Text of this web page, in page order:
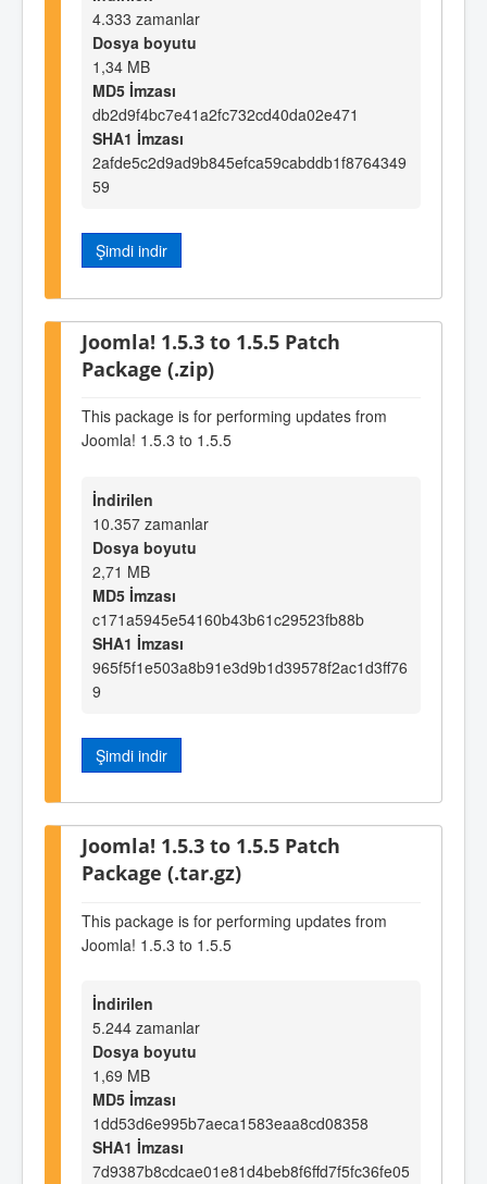
4.333 zamanlar
Dosya boyutu
1,34 MB
MD5 İmzası
db2d9f4bc7e41a2fc732cd40da02e471
SHA1 İmzası
2afde5c2d9ad9b845efca59cabddb1f8764349
59
Şimdi indir
Joomla! 1.5.3 to 1.5.5 Patch
Package (.zip)
This package is for performing updates from
Joomla! 1.5.3 to 1.5.5
İndirilen
10.357 zamanlar
Dosya boyutu
2,71 MB
MD5 İmzası
c171a5945e54160b43b61c29523fb88b
SHA1 İmzası
965f5f1e503a8b91e3d9b1d39578f2ac1d3ff76
9
Şimdi indir
Joomla! 1.5.3 to 1.5.5 Patch
Package (.tar.gz)
This package is for performing updates from
Joomla! 1.5.3 to 1.5.5
İndirilen
5.244 zamanlar
Dosya boyutu
1,69 MB
MD5 İmzası
1dd53d6e995b7aeca1583eaa8cd08358
SHA1 İmzası
7d9387b8cdcae01e81d4beb8f6ffd7f5fc36fe05